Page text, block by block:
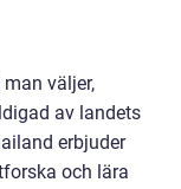
väljer,
av landets
erbjuder
och lära